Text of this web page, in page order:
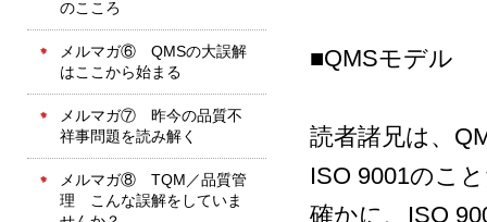
のこころ
メルマガ⑥ QMSの大誤解
はここから始まる
メルマガ⑦ 昨今の品質不
祥事問題を読み解く
メルマガ⑧ TQM／品質管
理 こんな誤解をしていま
■QMSモデル
読者諸兄は、
ISO 9001のこ
確かに、ISO